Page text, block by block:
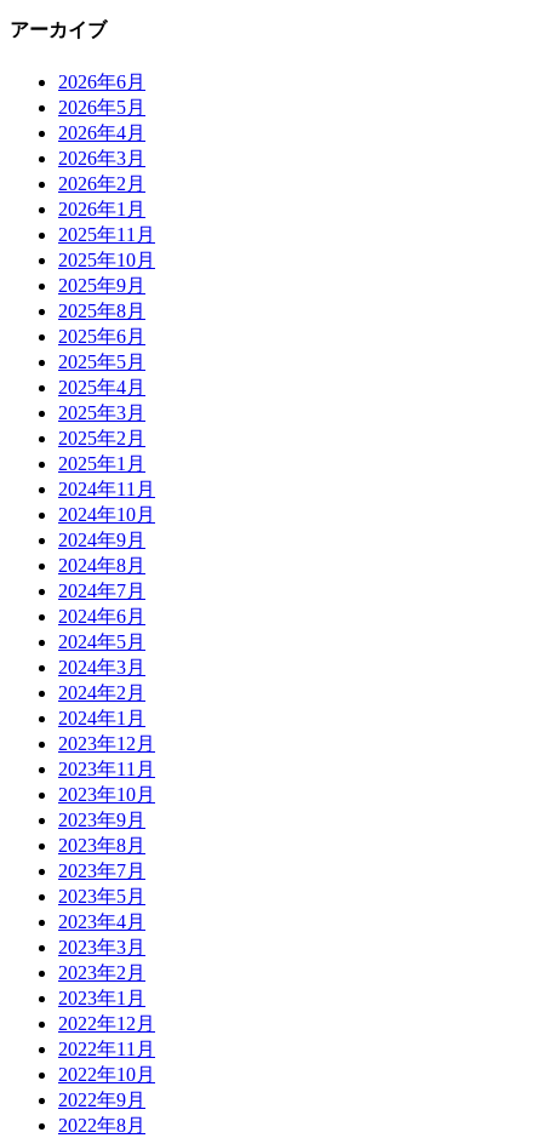
アーカイブ
2026年6月
2026年5月
2026年4月
2026年3月
2026年2月
2026年1月
2025年11月
2025年10月
2025年9月
2025年8月
2025年6月
2025年5月
2025年4月
2025年3月
2025年2月
2025年1月
2024年11月
2024年10月
2024年9月
2024年8月
2024年7月
2024年6月
2024年5月
2024年3月
2024年2月
2024年1月
2023年12月
2023年11月
2023年10月
2023年9月
2023年8月
2023年7月
2023年5月
2023年4月
2023年3月
2023年2月
2023年1月
2022年12月
2022年11月
2022年10月
2022年9月
2022年8月